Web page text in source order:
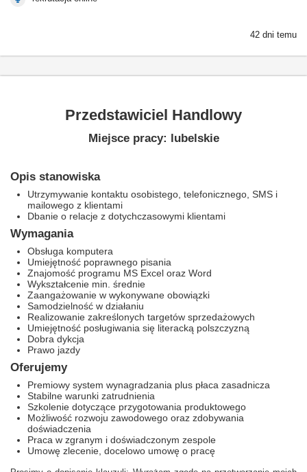
42 dni temu
Przedstawiciel Handlowy
Miejsce pracy: lubelskie
Opis stanowiska
Utrzymywanie kontaktu osobistego, telefonicznego, SMS i
mailowego z klientami
Dbanie o relacje z dotychczasowymi klientami
Wymagania
Obsługa komputera
Umiejętność poprawnego pisania
Znajomość programu MS Excel oraz Word
Wykształcenie min. średnie
Zaangażowanie w wykonywane obowiązki
Samodzielność w działaniu
Realizowanie zakreślonych targetów sprzedażowych
Umiejętność posługiwania się literacką polszczyzną
Dobra dykcja
Prawo jazdy
Oferujemy
Premiowy system wynagradzania plus płaca zasadnicza
Stabilne warunki zatrudnienia
Szkolenie dotyczące przygotowania produktowego
Możliwość rozwoju zawodowego oraz zdobywania
doświadczenia
Praca w zgranym i doświadczonym zespole
Umowę zlecenie, docelowo umowę o pracę